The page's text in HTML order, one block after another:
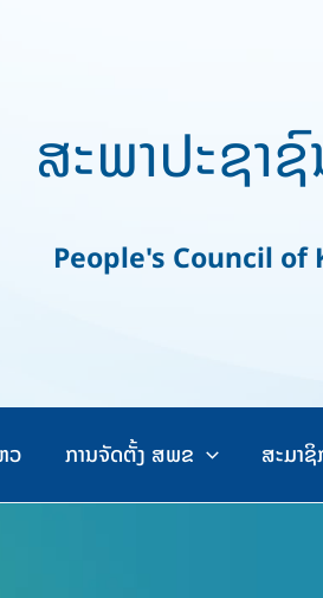
ສະພາປະຊາ
People's Council of
ວ ການຈັດຕັ້ງ ສພຂ ສະມາ